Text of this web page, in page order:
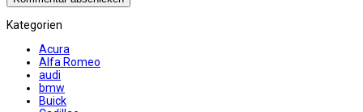
Kategorien
Acura
Alfa Romeo
audi
bmw
Buick